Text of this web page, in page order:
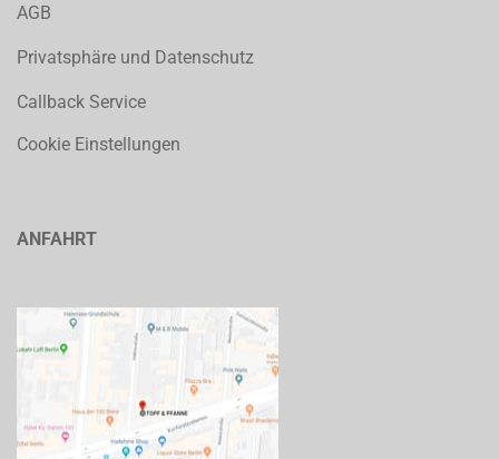
AGB
Privatsphäre und Datenschutz
Callback Service
Cookie Einstellungen
ANFAHRT